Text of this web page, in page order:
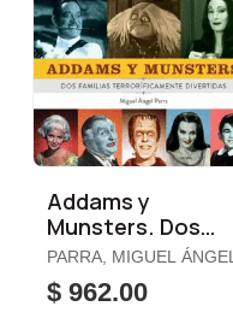
Addams y
Munsters. Dos
Familias
Terroríficamente
Divertidas
PARRA, MIGUEL ÁNGEL
$ 962.00